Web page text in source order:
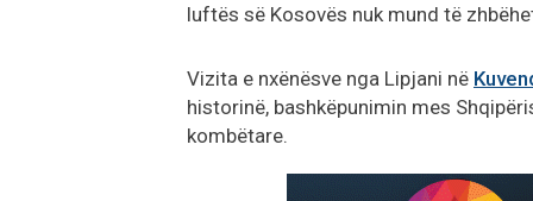
luftës së Kosovës nuk mund të
Vizita e nxënësve nga Lipjani në
historinë, bashkëpunimin mes
kombëtare.